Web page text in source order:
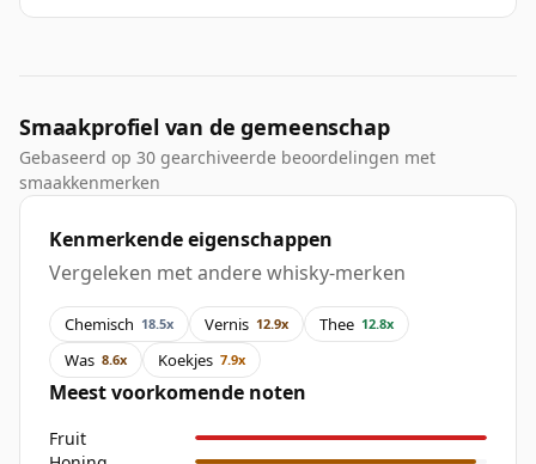
Smaakprofiel van de gemeenschap
Gebaseerd op 30 gearchiveerde beoordelingen met
smaakkenmerken
Kenmerkende eigenschappen
Vergeleken met andere whisky-merken
Chemisch 18.5x Vernis 12.9x Thee 12.8x
Was 8.6x Koekjes 7.9x
Meest voorkomende noten
Fruit